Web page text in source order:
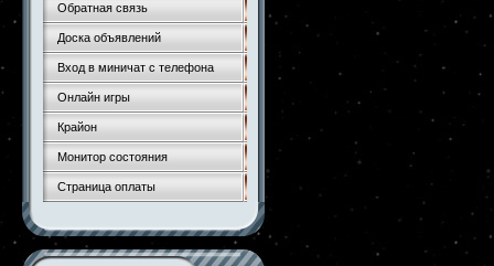
Обратная связь
Доска объявлений
Вход в миничат с телефона
Онлайн игры
Крайон
Монитор состояния
Страница оплаты